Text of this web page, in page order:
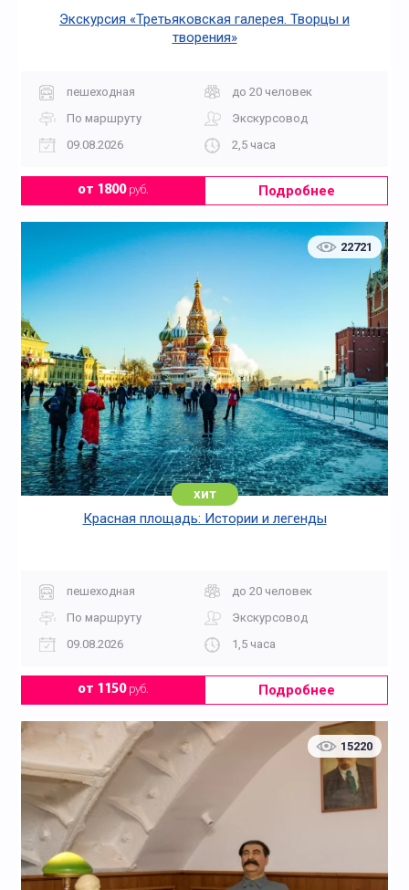
Экскурсия «Третьяковская галерея. Творцы и
творения»
пешеходная
до 20 человек
По маршруту
Экскурсовод
09.08.2026
2,5 часа
от 1800руб. Подробнее
22721
хит
Красная площадь: Истории и легенды
пешеходная
до 20 человек
По маршруту
Экскурсовод
09.08.2026
1,5 часа
от 1150руб. Подробнее
15220